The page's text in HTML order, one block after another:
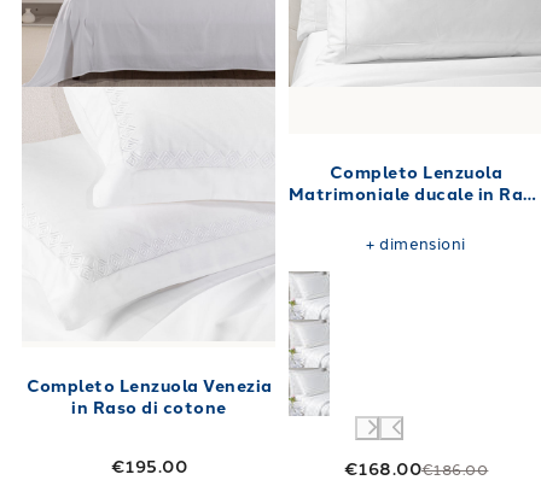
Completo Lenzuola Venezia
in Raso di cotone
€195.00
Completo Lenzuola
Matrimoniale ducale in
€168.00€186.00
+dimensioni